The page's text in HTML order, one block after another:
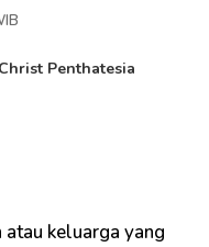
Christ Penthatesia
atau keluarga yang